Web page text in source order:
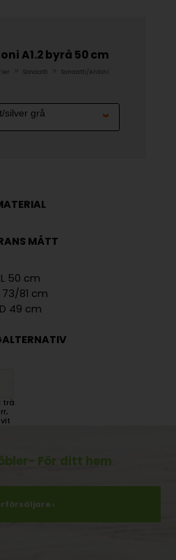
A1.2 byrå 50 cm
Sonaatti
Sonaatti/Antoni
MÅTT
L 50 cm
73/81 cm
D 49 cm
trä
- För ditt hem
›